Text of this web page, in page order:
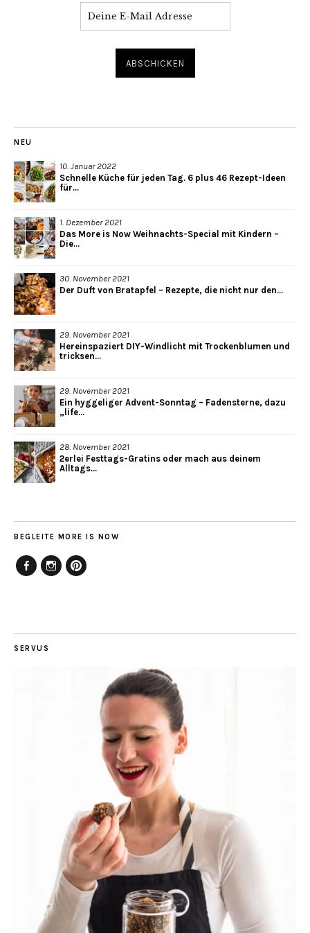
NEU
10. Januar 2022
Schnelle Küche für jeden Tag. 6 plus 46 Rezept-Ideen
für...
1. Dezember 2021
Das More is Now Weihnachts-Special mit Kindern –
Die...
30. November 2021
Der Duft von Bratapfel – Rezepte, die nicht nur den...
29. November 2021
Hereinspaziert DIY-Windlicht mit Trockenblumen und
tricksen...
29. November 2021
Ein hyggeliger Advent-Sonntag – Fadensterne, dazu
„life...
28. November 2021
2erlei Festtags-Gratins oder mach aus deinem
Alltags...
BEGLEITE MORE IS NOW
SERVUS